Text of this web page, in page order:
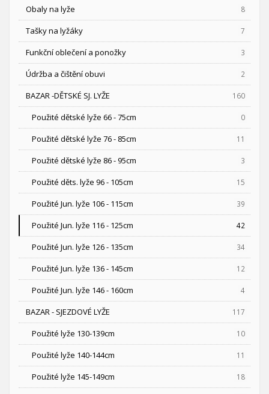
Obaly na lyže 8
Tašky na lyžáky 7
Funkční oblečení a ponožky 3
Údržba a čištění obuvi 2
BAZAR -DĚTSKÉ SJ. LYŽE 160
Použité dětské lyže 66 - 75cm 0
Použité dětské lyže 76 - 85cm 11
Použité dětské lyže 86 - 95cm 3
Použité děts. lyže 96 - 105cm 15
Použité Jun. lyže 106 - 115cm 39
Použité Jun. lyže 116 - 125cm 42
Použité Jun. lyže 126 - 135cm 34
Použité Jun. lyže 136 - 145cm 12
Použité Jun. lyže 146 - 160cm 4
BAZAR - SJEZDOVÉ LYŽE 117
Použité lyže 130-139cm 10
Použité lyže 140-144cm 11
Použité lyže 145-149cm 18